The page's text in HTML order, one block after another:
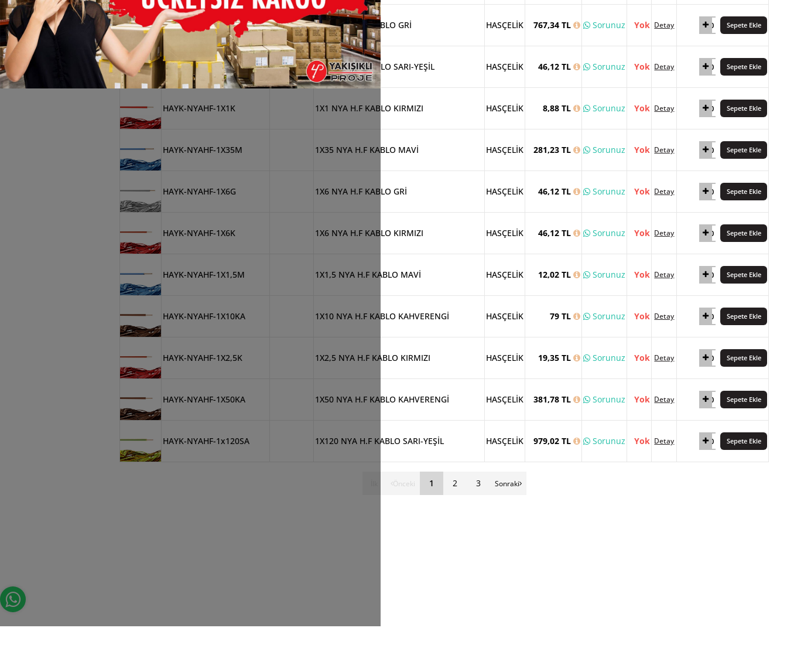
HAYK-NYAHF-1x95G 1X95 NYA H.F KABLO GRİ HASÇELİK 767,34 TL Sorunuz Yok Detay Sepete Ekle
HAYK-NYAHF-1X6SA 1X6 NYA H.F KABLO SARI-YEŞİL HASÇELİK 46,12 TL Sorunuz Yok Detay Sepete Ekle
HAYK-NYAHF-1X1K 1X1 NYA H.F KABLO KIRMIZI HASÇELİK 8,88 TL Sorunuz Yok Detay Sepete Ekle
HAYK-NYAHF-1X35M 1X35 NYA H.F KABLO MAVİ HASÇELİK 281,23 TL Sorunuz Yok Detay Sepete Ekle
HAYK-NYAHF-1X6G 1X6 NYA H.F KABLO GRİ HASÇELİK 46,12 TL Sorunuz Yok Detay Sepete Ekle
HAYK-NYAHF-1X6K 1X6 NYA H.F KABLO KIRMIZI HASÇELİK 46,12 TL Sorunuz Yok Detay Sepete Ekle
HAYK-NYAHF-1X1,5M 1X1,5 NYA H.F KABLO MAVİ HASÇELİK 12,02 TL Sorunuz Yok Detay Sepete Ekle
HAYK-NYAHF-1X10KA 1X10 NYA H.F KABLO KAHVERENGİ HASÇELİK 79 TL Sorunuz Yok Detay Sepete Ekle
HAYK-NYAHF-1X2,5K 1X2,5 NYA H.F KABLO KIRMIZI HASÇELİK 19,35 TL Sorunuz Yok Detay Sepete Ekle
HAYK-NYAHF-1X50KA 1X50 NYA H.F KABLO KAHVERENGİ HASÇELİK 381,78 TL Sorunuz Yok Detay Sepete Ekle
HAYK-NYAHF-1x120SA 1X120 NYA H.F KABLO SARI-YEŞİL HASÇELİK 979,02 TL Sorunuz Yok Detay Sepete Ekle
Önceki 1 2 3 Sonraki